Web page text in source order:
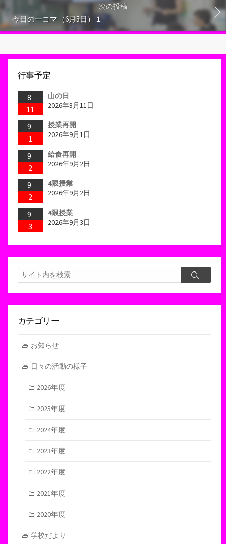
次の投稿
今日の一コマ（6月5日）１
行事予定
8
11
山の日
2026年8月11日
9
1
授業再開
2026年9月1日
9
2
給食再開
2026年9月2日
9
2
4限授業
2026年9月2日
9
3
4限授業
2026年9月3日
検
索
検
カテゴリー
お知らせ
日々の活動の様子
2026年度
2025年度
2024年度
2023年度
2022年度
2021年度
2020年度
学校だより